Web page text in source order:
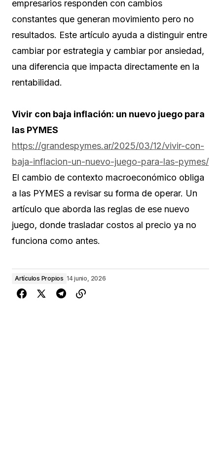
empresarios responden con cambios
constantes que generan movimiento pero no
resultados. Este artículo ayuda a distinguir entre
cambiar por estrategia y cambiar por ansiedad,
una diferencia que impacta directamente en la
rentabilidad.
Vivir con baja inflación: un nuevo juego para
las PYMES
https://grandespymes.ar/2025/03/12/vivir-con-
baja-inflacion-un-nuevo-juego-para-las-pymes/
El cambio de contexto macroeconómico obliga
a las PYMES a revisar su forma de operar. Un
artículo que aborda las reglas de ese nuevo
juego, donde trasladar costos al precio ya no
funciona como antes.
Artículos Propios 14 junio, 2026